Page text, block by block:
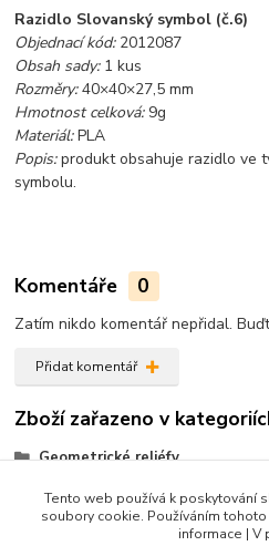
Razidlo Slovanský symbol (č.6)
Objednací kód:2012087
Obsah sady: 1 kus
Rozměry:40×40×27,5 mm
Hmotnost celková: 9g
Materiál:PLA
Popis:produkt obsahuje razidlo ve
symbolu.
Komentáře 0
Zatím nikdo komentář nepřidal.
Přidat komentář
Zboží zařazeno v
Geometrické reliéfy
Symbolika, mandaly
Produkty do 100 Kč
Tento web používá k poskytování
soubory cookie. Používáním
informace | V